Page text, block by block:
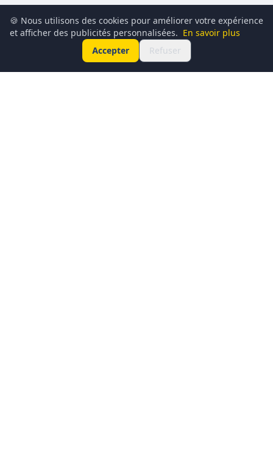
🍪 Nous utilisons des cookies pour améliorer votre expérience
et afficher des publicités personnalisées. En savoir plus
Accepter
Refuser